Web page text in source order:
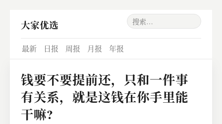
大家优选
最新 日报 周报 月报 年报
钱要不要提前还，只和一件事
有关系，就是这钱在你手里能
干嘛?